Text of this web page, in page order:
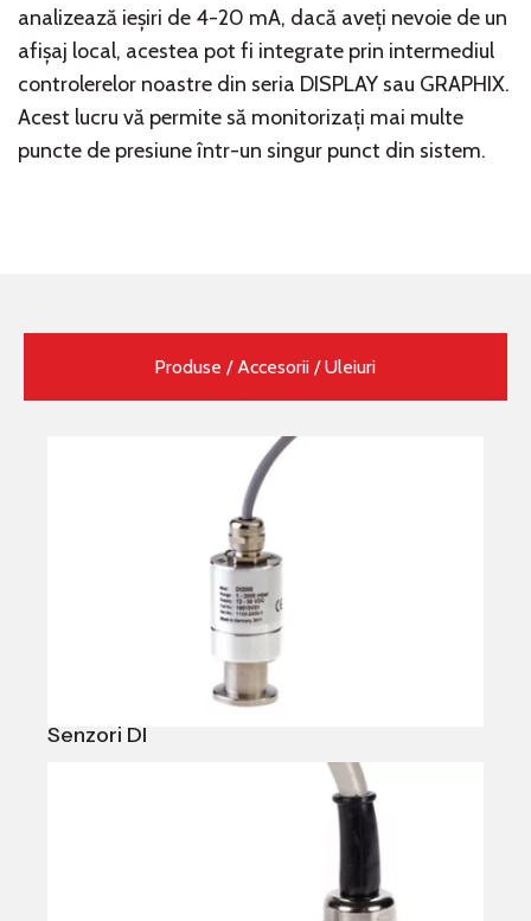
analizează ieșiri de 4-20 mA, dacă aveți nevoie de un
afișaj local, acestea pot fi integrate prin intermediul
controlerelor noastre din seria DISPLAY sau GRAPHIX.
Acest lucru vă permite să monitorizați mai multe
puncte de presiune într-un singur punct din sistem.
Produse / Accesorii / Uleiuri
Senzori DI